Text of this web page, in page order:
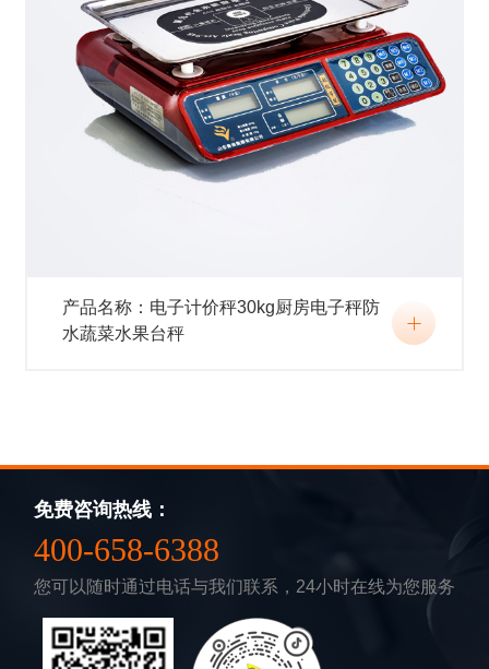
产品名称：电子计价秤30kg厨房电子秤防
水蔬菜水果台秤
免费咨询热线：
400-658-6388
您可以随时通过电话与我们联系，24小时在线为您服务